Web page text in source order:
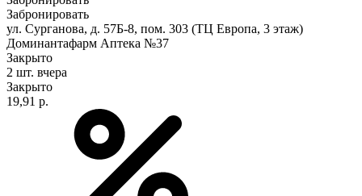
Забронировать
ул. Сурганова, д. 57Б-8, пом. 303 (ТЦ Европа, 3 этаж)
Доминантафарм Аптека №37
Закрыто
2 шт. вчера
Закрыто
19,91 р.